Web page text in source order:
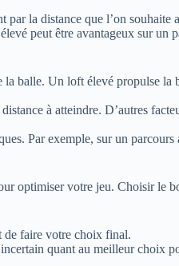
la distance que l’on
peut être avantageux sur
balle. Un loft élevé propulse
à atteindre. D’autres
Par exemple, sur un
optimiser votre jeu. Choisir le
de faire votre choix final.
quant au meilleur choix